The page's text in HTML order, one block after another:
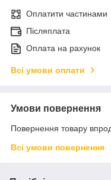
Оплатити частинами
Післяплата
Оплата на рахунок
Всі умови оплати
Умови повернення
Повернення товару
Всі умови повернення